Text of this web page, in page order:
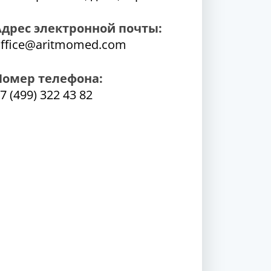
электронной почты:
телефона:
(499) 322 43 82